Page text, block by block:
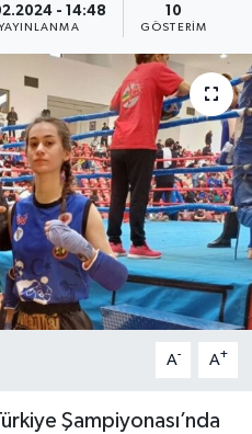
- 14:48 10
GÖSTERIM
A- A+
Şampiyonası’nda